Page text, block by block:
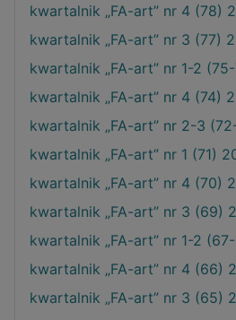
kwartalnik „FA-art” nr 4 (78)
kwartalnik „FA-art” nr 3 (77)
kwartalnik „FA-art” nr 1-2
kwartalnik „FA-art” nr 4 (74)
kwartalnik „FA-art” nr 2-3
kwartalnik „FA-art” nr 1 (71)
kwartalnik „FA-art” nr 4 (70)
kwartalnik „FA-art” nr 3 (69)
kwartalnik „FA-art” nr 1-2
kwartalnik „FA-art” nr 4 (66)
kwartalnik „FA-art” nr 3 (65)